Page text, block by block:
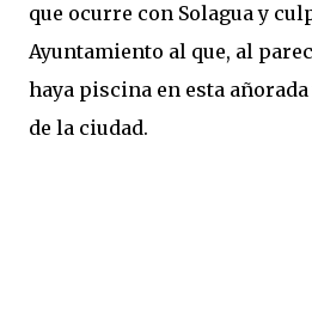
que ocurre con Solagua y
Ayuntamiento al que, al
haya piscina en esta
de la ciudad.